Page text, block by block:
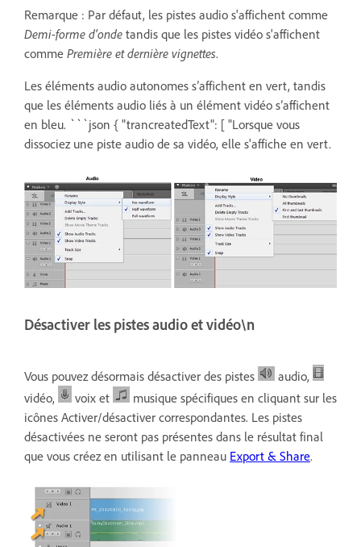
Remarque : Par défaut, les pistes audio s'affichent comme
Demi-forme d'onde tandis que les pistes vidéo s'affichent
comme Première et dernière vignettes.
Les éléments audio autonomes s’affichent en vert, tandis
que les éléments audio liés à un élément vidéo s’affichent
en bleu. ```json { "trancreatedText": [ "Lorsque vous
dissociez une piste audio de sa vidéo, elle s'affiche en vert.
Désactiver les pistes audio et vidéo\n
Vous pouvez désormais désactiver des pistes
audio,
vidéo,
voix et
musique spécifiques en cliquant sur les
icônes Activer/désactiver correspondantes. Les pistes
désactivées ne seront pas présentes dans le résultat final
que vous créez en utilisant le panneau Export & Share.